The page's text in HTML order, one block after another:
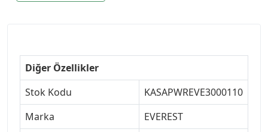
Diğer Özellikler
Stok Kodu
KASAPWREVE3000110
Marka
EVEREST